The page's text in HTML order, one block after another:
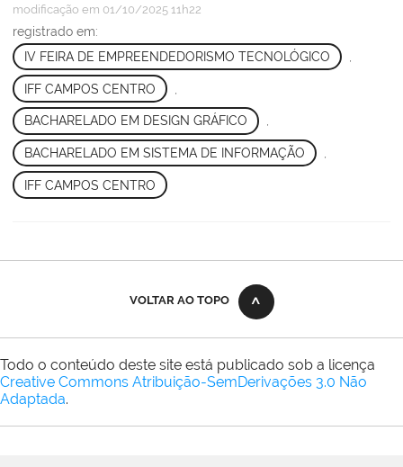
modificação em 01/10/2025 11h22
registrado em:
IV FEIRA DE EMPREENDEDORISMO TECNOLÓGICO
IFF CAMPOS CENTRO
BACHARELADO EM DESIGN GRÁFICO ,
BACHARELADO EM SISTEMA DE INFORMAÇÃO
IFF CAMPOS CENTRO
VOLTAR AO TOPO
Todo o conteúdo deste site está publicado sob a licença
Creative Commons Atribuição-SemDerivações 3.0 Não
Adaptada.